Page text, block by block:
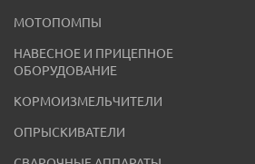
МОТОПОМПЫ
НАВЕСНОЕ И ПРИЦЕПНОЕ
ОБОРУДОВАНИЕ
КОРМОИЗМЕЛЬЧИТЕЛИ
ОПРЫСКИВАТЕЛИ